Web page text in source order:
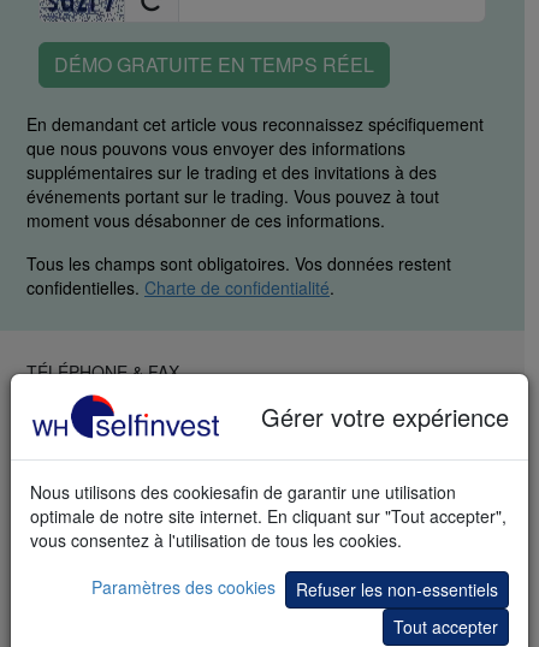
Gérer votre expérience
Nous utilisons des cookiesafin de garantir une utilisation
optimale de notre site internet. En cliquant sur "Tout accepter",
vous consentez à l'utilisation de tous les cookies.
Paramètres des cookies
Refuser les non-essentiels
Tout accepter
DÉMO GRATUITE EN TEMPS RÉEL
En demandant cet article vous reconnaissez spécifiquement
que nous pouvons vous envoyer des informations
supplémentaires sur le trading et des invitations à des
événements portant sur le trading. Vous pouvez à tout
moment vous désabonner de ces informations.
Tous les champs sont obligatoires. Vos données restent
confidentielles. Charte de confidentialité.
TÉLÉPHONE & FAX
LU: +352 42 80 42 81
FR: +33 (0)1 48 01 47 61
Trader avec les Pros
Webinaires et séminaires